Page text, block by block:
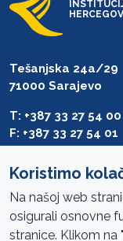
Tešanjska 24a/29
71000 Sarajevo
T: +387 33 27 54 00
F: +387 33 27 54 01
Pristup informacijama
Koristimo
Na našoj web
osigurali osnovne
stranice. Klikom na